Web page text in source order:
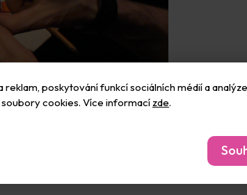
reklam, poskytování funkcí sociálních médií a
cookies. Více informací zde.